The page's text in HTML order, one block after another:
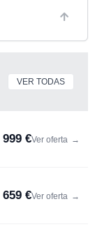
VER TODAS
999 €Ver oferta →
659 €Ver oferta →